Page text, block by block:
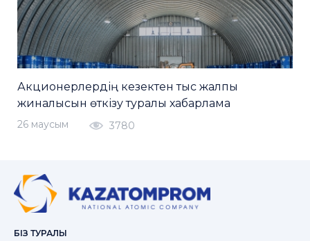
Акционерлердің кезектен тыс жалпы
жиналысын өткізу туралы хабарлама
26 маусым 3780
БІЗ ТУРАЛЫ